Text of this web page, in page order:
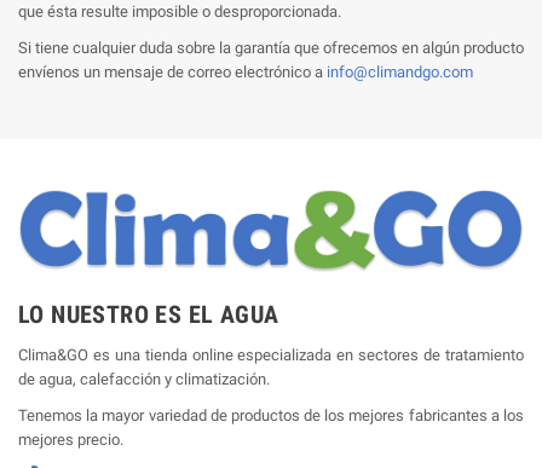
que ésta resulte imposible o desproporcionada.
Si tiene cualquier duda sobre la garantía que ofrecemos en algún producto
envíenos un mensaje de correo electrónico a info@climandgo.com
LO NUESTRO ES EL AGUA
Clima&GO es una tienda online especializada en sectores de tratamiento
de agua, calefacción y climatización.
Tenemos la mayor variedad de productos de los mejores fabricantes a los
mejores precio.